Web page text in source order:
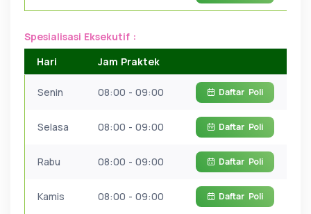
Spesialisasi Eksekutif :
Hari
Jam Praktek
Senin 08:00 - 09:00 Daftar Poli
Selasa 08:00 - 09:00 Daftar Poli
Rabu 08:00 - 09:00 Daftar Poli
Kamis 08:00 - 09:00 Daftar Poli